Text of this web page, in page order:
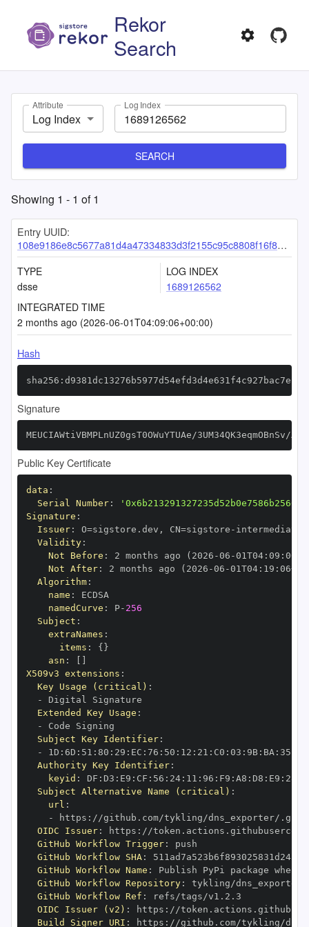
Rekor
Search
Attribute
Log Index
Log Index
SEARCH
Showing 1 - 1 of1
Entry UUID:
108e9186e8c5677a81d4a47334833d3f2155c95c8808f16f89dfc7f4654db116eecd89fec68d01b8
TYPE
dsse
LOG INDEX
1689126562
INTEGRATED TIME
2 months ago (2026-06-01T04:09:06+00:00)
Hash
Signature
MEUCIAWtiVBMPLnUZ0gsT0OWuYTUAe/
Public Key Certificate
data :
Serial Number:
Signature :
Issuer: O=sigstore.dev , CN=sigstore -
Validity:
Not Before : 2 months ago (2026 -06 -01T04: 09 :
Not After: 2 months ago (2026 -06 -01T04: 19 : 06+00
Algorithm:
name :
namedCurve : P- 256
Subject :
extraNames :
items : { }
asn :
X509v3 extensions :
Key Usage (critical) :
-
Extended Key Usage :
-
Subject Key Identifier:
-
1D : 6D : 51 : 80 : 29 : EC : 76 : 50 : 12 : 21 : C0 : 03 : 9B: BA : 35
Authority Key Identifier:
keyid : DF : D3 : E9 : CF : 56 : 24: 11 : 96 : F9 : A8 : D8 : E9 : 28
Subject Alternative Name (critical) :
url :
-
https :
OIDC Issuer: https :
GitHub Workflow Trigger:
GitHub Workflow SHA:
GitHub Workflow Name :
GitHub Workflow Repository:
GitHub Workflow Ref :
OIDC Issuer (v2) : https :
Build Signer URI : https :